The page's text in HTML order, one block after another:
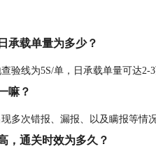
承载单量为多少？
验线为5S/单，日承载单量可达2-
嘛？
多次错报、漏报、以及瞒报等情
，通关时效为多久？